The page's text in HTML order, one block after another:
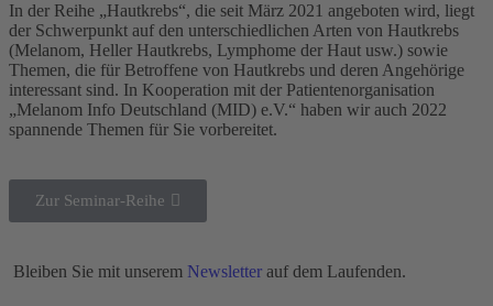
In der Reihe „Hautkrebs“, die seit März 2021 angeboten wird, liegt
der Schwerpunkt auf den unterschiedlichen Arten von Hautkrebs
(Melanom, Heller Hautkrebs, Lymphome der Haut usw.) sowie
Themen, die für Betroffene von Hautkrebs und deren Angehörige
interessant sind. In Kooperation mit der Patientenorganisation
„Melanom Info Deutschland (MID) e.V.“ haben wir auch 2022
spannende Themen für Sie vorbereitet.
Zur Seminar-Reihe
Bleiben Sie mit unserem Newsletter auf dem Laufenden.